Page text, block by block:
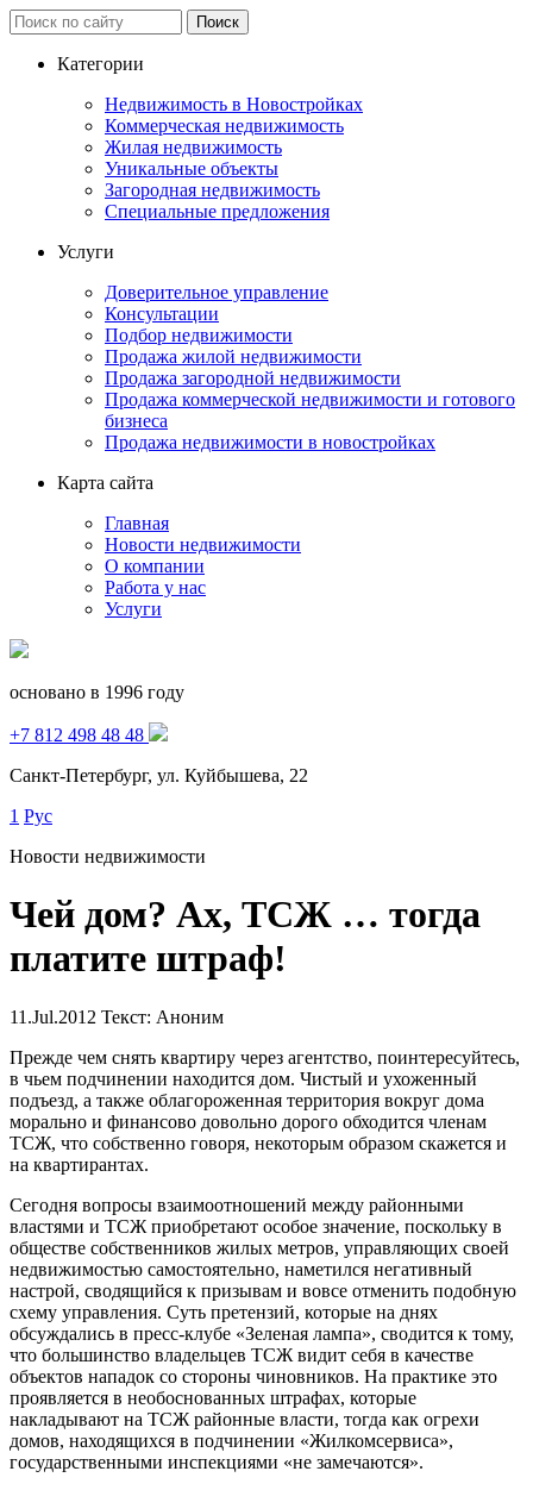
Категории
Недвижимость в Новостройках
Коммерческая недвижимость
Жилая недвижимость
Уникальные объекты
Загородная недвижимость
Специальные предложения
Услуги
Доверительное управление
Консультации
Подбор недвижимости
Продажа жилой недвижимости
Продажа загородной недвижимости
Продажа коммерческой недвижимости и готового
бизнеса
Продажа недвижимости в новостройках
Карта сайта
Главная
Новости недвижимости
О компании
Работа у нас
Услуги
основано в 1996 году
+7 812 498 48 48
Санкт-Петербург, ул. Куйбышева, 22
1 Рус
Новости недвижимости
Чей дом? Ах, ТСЖ … тогда
платите штраф!
11.Jul.2012 Текст: Аноним
Прежде чем снять квартиру через агентство, поинтересуйтесь,
в чьем подчинении находится дом. Чистый и ухоженный
подъезд, а также облагороженная территория вокруг дома
морально и финансово довольно дорого обходится членам
ТСЖ, что собственно говоря, некоторым образом скажется и
на квартирантах.
Сегодня вопросы взаимоотношений между районными
властями и ТСЖ приобретают особое значение, поскольку в
обществе собственников жилых метров, управляющих своей
недвижимостью самостоятельно, наметился негативный
настрой, сводящийся к призывам и вовсе отменить подобную
схему управления. Суть претензий, которые на днях
обсуждались в пресс-клубе «Зеленая лампа», сводится к тому,
что большинство владельцев ТСЖ видит себя в качестве
объектов нападок со стороны чиновников. На практике это
проявляется в необоснованных штрафах, которые
накладывают на ТСЖ районные власти, тогда как огрехи
домов, находящихся в подчинении «Жилкомсервиса»,
государственными инспекциями «не замечаются».